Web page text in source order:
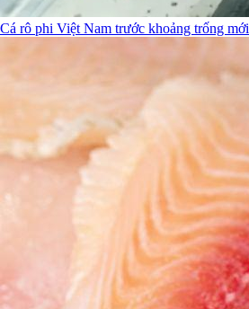
Cá rô phi Việt Nam trước khoảng trống